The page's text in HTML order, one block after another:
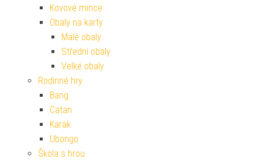
Kovové mince
Obaly na karty
Malé obaly
Střední obaly
Velké obaly
Rodinné hry
Bang
Catan
Karak
Ubongo
Škola s hrou